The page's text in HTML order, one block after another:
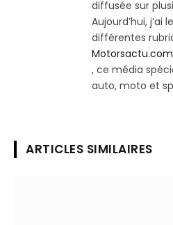
diffusée sur
Aujourd’hui, j’ai
différentes
Motorsactu.com
, ce média
auto, moto et
ARTICLES SIMILAIRES